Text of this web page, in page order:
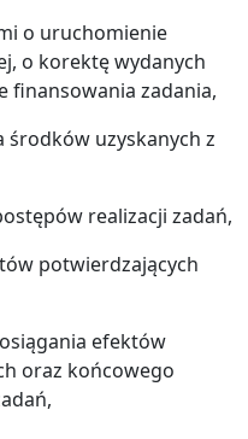
o uruchomienie
o korektę wydanych
finansowania zadania,
środków uzyskanych z
realizacji zadań,
potwierdzających
efektów
oraz końcowego